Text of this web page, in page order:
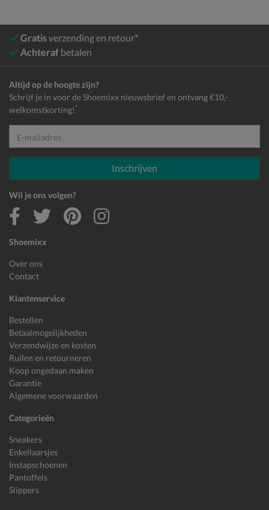
Gratisverzending en retour*
Achteraf betalen
Shoemixx
Over ons
Contact
Klantenservice
Bestellen
Betaalmogelijkheden
Verzendwijze en kosten
Ruilen en retourneren
Koop ongedaan maken
Garantie
Algemene voorwaarden
Categorieën
Sneakers
Enkellaarsjes
Instapschoenen
Pantoffels
Slippers
Altijd op de hoogte zijn?
Schrijf je in voor de Shoemixx nieuwsbrief en ontvang €10,-
welkomstkorting! *
E-mailadres
Inschrijven
Wil je ons volgen?